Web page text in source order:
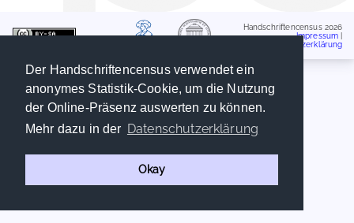
Der Handschriftencensus verwendet ein
anonymes Statistik-Cookie, um die Nutzung
der Online-Präsenz auswerten zu können.
Mehr dazu in der Datenschutzerklärung
Okay
Handschriftencensus 2026
Impressum
Datenschutzerklärung